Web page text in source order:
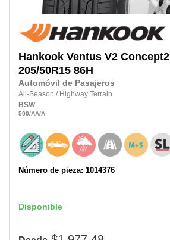
Hankook Ventus V2
205/50R15 86H
Automóvil de Pasajeros
All-Season / Highway Terrain
BSW
500/AA/A
Número de pieza: 1014376
Disponible